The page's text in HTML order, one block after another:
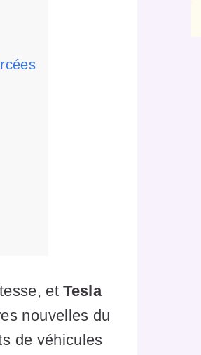
etTesla
nouvelles du
de véhicules